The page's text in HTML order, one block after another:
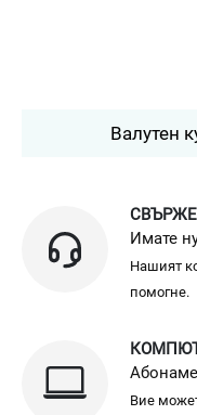
Валутен
Имате
Нашият
помогне.
Вие